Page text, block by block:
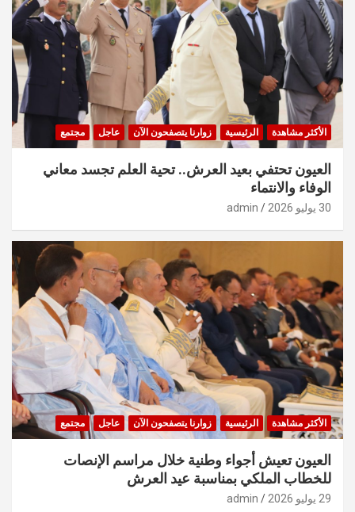
الأكثر مشاهدة الرئيسية زوارنا يتصفحون الآن عاجل مجتمع
العيون تحتفي بعيد العرش.. تحية العلم تجسد معاني
الوفاء والانتماء
30 يوليو 2026 admin
الأكثر مشاهدة الرئيسية زوارنا يتصفحون الآن عاجل مجتمع
العيون تعيش أجواء وطنية خلال مراسم الإنصات
للخطاب الملكي بمناسبة عيد العرش
29 يوليو 2026 admin